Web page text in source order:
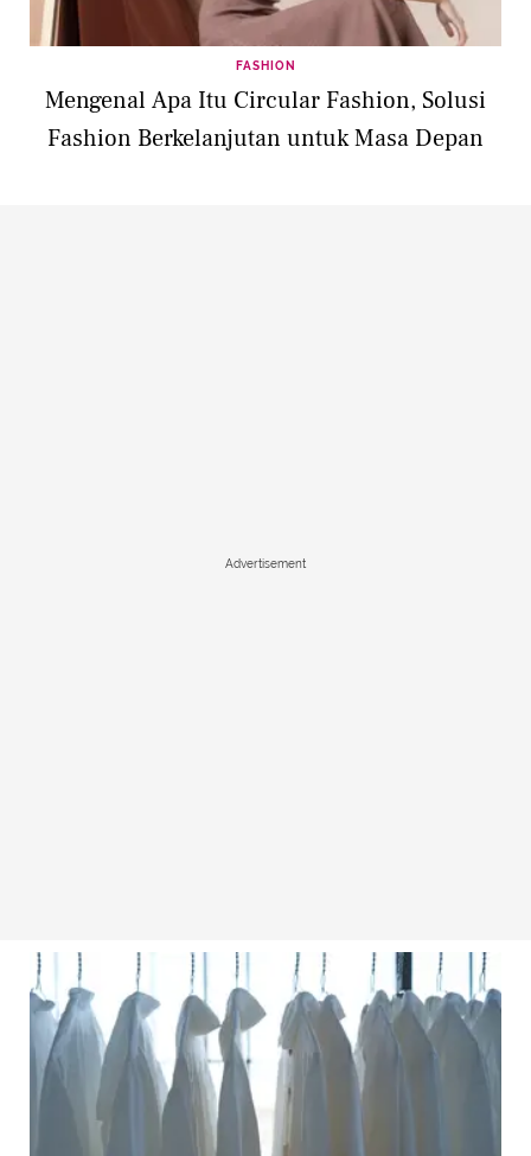
FASHION
Mengenal Apa Itu Circular Fashion, Solusi
Fashion Berkelanjutan untuk Masa Depan
Advertisement